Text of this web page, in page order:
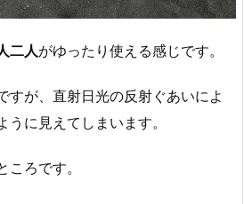
二人がゆったり使える感じです。
すが、直射日光の反射ぐあいによ
に見えてしまいます。
ろです。